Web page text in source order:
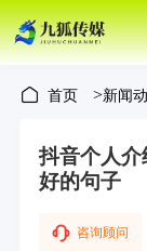
首页 >新闻
抖音个人
好的句子
咨询顾问